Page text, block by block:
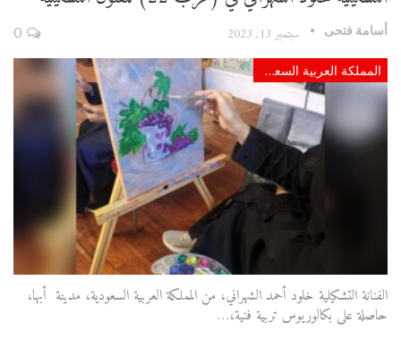
أسامة فتحى سبتمبر 13, 2023
المملكة العربية السعودية
الفنانة التشكيلية خلود أحمد الشهراني، من المملكة العربية السعودية، مدينة أبها،
حاصلة على بكالوريوس تربية فنية،…